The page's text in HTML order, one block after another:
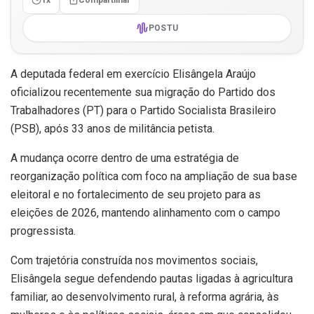
POSTU
A deputada federal em exercício Elisângela Araújo
oficializou recentemente sua migração do Partido dos
Trabalhadores (PT) para o Partido Socialista Brasileiro
(PSB), após 33 anos de militância petista.
A mudança ocorre dentro de uma estratégia de
reorganização política com foco na ampliação de sua base
eleitoral e no fortalecimento de seu projeto para as
eleições de 2026, mantendo alinhamento com o campo
progressista.
Com trajetória construída nos movimentos sociais,
Elisângela segue defendendo pautas ligadas à agricultura
familiar, ao desenvolvimento rural, à reforma agrária, às